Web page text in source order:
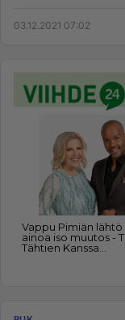
03.12.2021 07:02